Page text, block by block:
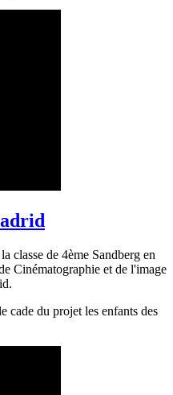
classe de 4ème Sandberg en
Cinématographie et de l'image
cade du projet les enfants des